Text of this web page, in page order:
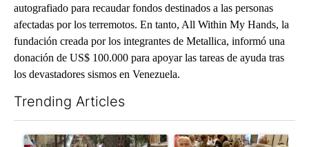
autografiado para recaudar fondos destinados a las personas
afectadas por los terremotos. En tanto, All Within My Hands, la
fundación creada por los integrantes de Metallica, informó una
donación de US$ 100.000 para apoyar las tareas de ayuda tras
los devastadores sismos en Venezuela.
Trending Articles
A trending article titled "Arsenic concerns remain at troubled
A trending article titled